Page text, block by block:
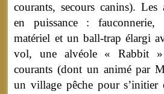
courants, secours canins). Les
en puissance : fauconnerie,
matériel et un ball-trap élargi
vol, une alvéole « Rabbit »
courants (dont un animé par
un village pêche pour s’initier